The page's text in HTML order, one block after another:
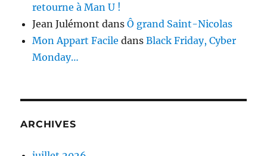
retourne à Man U !
Jean Julémont dansÔ grand Saint-Nicolas
Mon Appart Facile dansBlack Friday, Cyber
Monday…
ARCHIVES